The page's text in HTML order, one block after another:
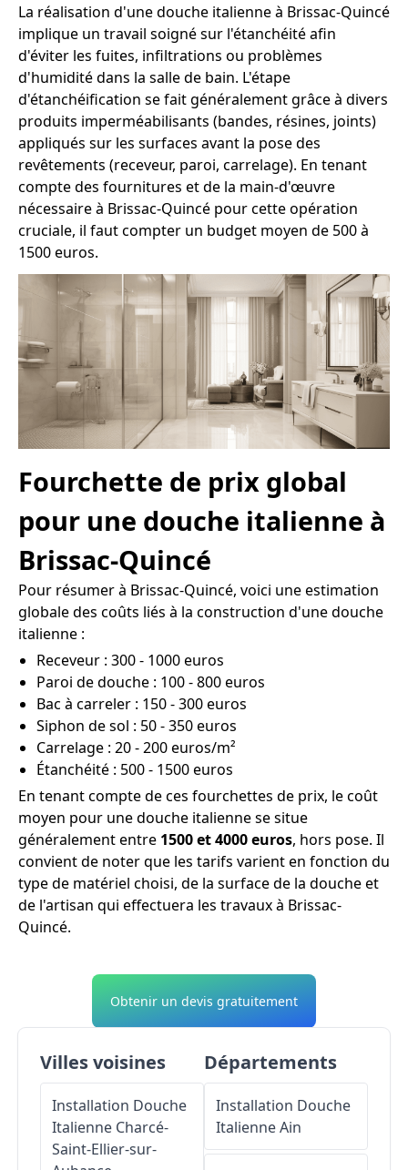
La réalisation d'une douche italienne à Brissac-Quincé
implique un travail soigné sur l'étanchéité afin
d'éviter les fuites, infiltrations ou problèmes
d'humidité dans la salle de bain. L'étape
d'étanchéification se fait généralement grâce à divers
produits imperméabilisants (bandes, résines, joints)
appliqués sur les surfaces avant la pose des
revêtements (receveur, paroi, carrelage). En tenant
compte des fournitures et de la main-d'œuvre
nécessaire à Brissac-Quincé pour cette opération
cruciale, il faut compter un budget moyen de 500 à
1500 euros.
Fourchette de prix global
pour une douche italienne à
Brissac-Quincé
Pour résumer à Brissac-Quincé, voici une estimation
globale des coûts liés à la construction d'une douche
italienne :
Receveur : 300 - 1000 euros
Paroi de douche : 100 - 800 euros
Bac à carreler : 150 - 300 euros
Siphon de sol : 50 - 350 euros
Carrelage : 20 - 200 euros/m²
Étanchéité : 500 - 1500 euros
En tenant compte de ces fourchettes de prix, le coût
moyen pour une douche italienne se situe
généralement entre 1500 et 4000 euros, hors pose. Il
convient de noter que les tarifs varient en fonction du
type de matériel choisi, de la surface de la douche et
de l'artisan qui effectuera les travaux à Brissac-
Quincé.
Obtenir un devis gratuitement
Villes voisines
Installation Douche
Italienne Charcé-
Saint-Ellier-sur-
Départements
Installation Douche
ItalienneAin